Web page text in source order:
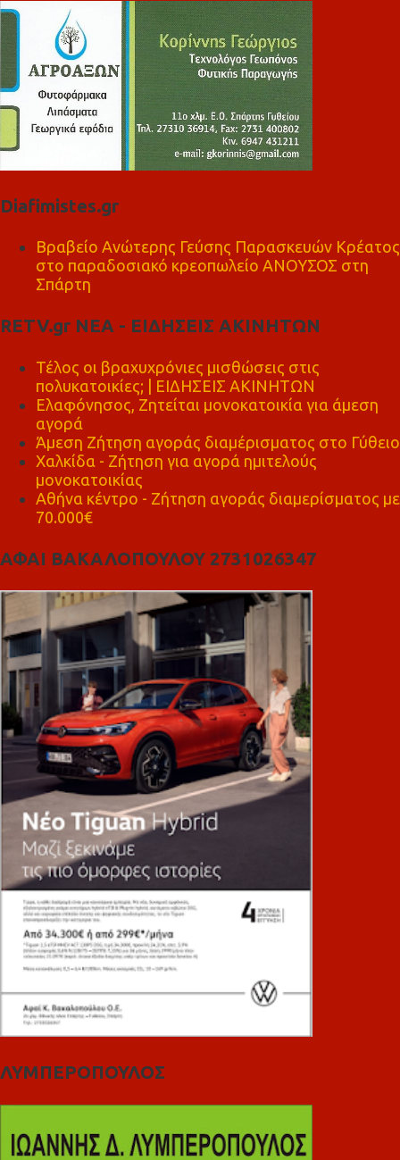
Diafimistes.gr
Βραβείο Ανώτερης Γεύσης Παρασκευών Κρέατος
στο παραδοσιακό κρεοπωλείο ΑΝΟΥΣΟΣ στη
Σπάρτη
RETV.gr ΝΕΑ - ΕΙΔΗΣΕΙΣ ΑΚΙΝΗΤΩΝ
Τέλος οι βραχυχρόνιες μισθώσεις στις
πολυκατοικίες; | ΕΙΔΗΣΕΙΣ ΑΚΙΝΗΤΩΝ
Ελαφόνησος, Ζητείται μονοκατοικία για άμεση
αγορά
Άμεση Ζήτηση αγοράς διαμέρισματος στο Γύθειο
Χαλκίδα - Ζήτηση για αγορά ημιτελούς
μονοκατοικίας
Αθήνα κέντρο - Ζήτηση αγοράς διαμερίσματος με
70.000€
ΑΦΑΙ ΒΑΚΑΛΟΠΟΥΛΟΥ 2731026347
ΛΥΜΠΕΡΟΠΟΥΛΟΣ